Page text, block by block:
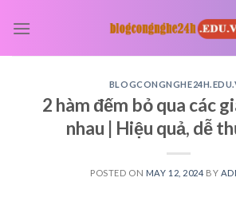
2 hàm đếm bỏ qua các
nhau | Hiệu quả, dễ
POSTED ON MAY 12, 2024 BY